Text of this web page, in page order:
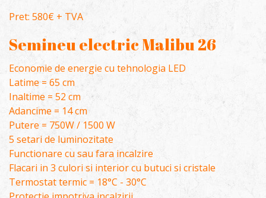
Pret: 580€ + TVA
Semineu electric Malibu 26
Economie de energie cu tehnologia LED
Latime = 65 cm
Inaltime = 52 cm
Adancime = 14 cm
Putere = 750W / 1500 W
5 setari de luminozitate
Functionare cu sau fara incalzire
Flacari in 3 culori si interior cu butuci si cristale
Termostat termic = 18°C - 30°C